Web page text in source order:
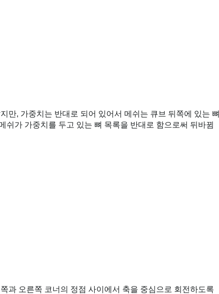
만, 가중치는 반대로 되어 있어서 메쉬는 큐브 뒤쪽에 있는 뼈
쉬가 가중치를 두고 있는 뼈 목록을 반대로 함으로써 뒤바뀜
과 오른쪽 코너의 정점 사이에서 축을 중심으로 회전하도록